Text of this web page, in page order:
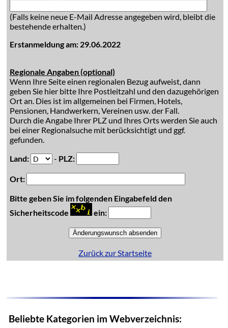
(Falls keine neue E-Mail Adresse angegeben wird, bleibt die
bestehende erhalten.)
Erstanmeldung am: 29.06.2022
Regionale Angaben (optional)
Wenn Ihre Seite einen regionalen Bezug aufweist, dann
geben Sie hier bitte Ihre Postleitzahl und den dazugehörigen
Ort an. Dies ist im allgemeinen bei Firmen, Hotels,
Pensionen, Handwerkern, Vereinen usw. der Fall.
Durch die Angabe Ihrer PLZ und Ihres Orts werden Sie auch
bei einer Regionalsuche mit berücksichtigt und ggf.
gefunden.
Land:
- PLZ:
Ort:
Bitte geben Sie im folgenden Eingabefeld den
Sicherheitscode
ein:
Zurück zur Startseite
Beliebte Kategorien im Webverzeichnis: